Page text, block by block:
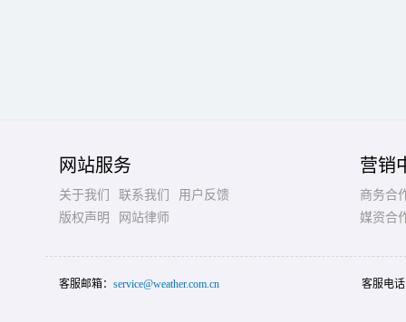
网站服务
关于我们 联系我们
用户反馈
版权声明
网站律师
营销
商务合
媒资合
客服邮箱： service@weather.com.cn 客服电